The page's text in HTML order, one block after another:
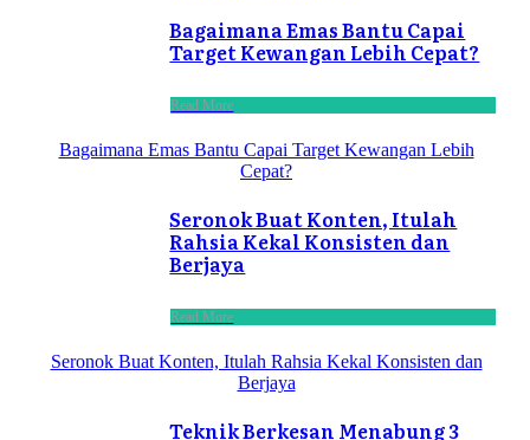
Bagaimana Emas Bantu Capai
Target Kewangan Lebih Cepat?
Read More
Bagaimana Emas Bantu Capai Target Kewangan Lebih
Cepat?
Seronok Buat Konten, Itulah
Rahsia Kekal Konsisten dan
Berjaya
Read More
Seronok Buat Konten, Itulah Rahsia Kekal Konsisten dan
Berjaya
Teknik Berkesan Menabung 3